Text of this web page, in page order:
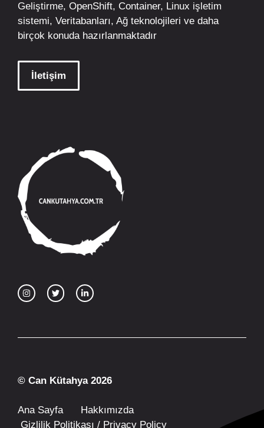
Geliştirme, OpenShift, Container, Linux işletim
sistemi, Veritabanları, Ağ teknolojileri ve daha
birçok konuda hazırlanmaktadır
İletişim
© Can Kütahya 2026
Ana Sayfa
Hakkımızda
Gizlilik Politikası / Privacy Policy